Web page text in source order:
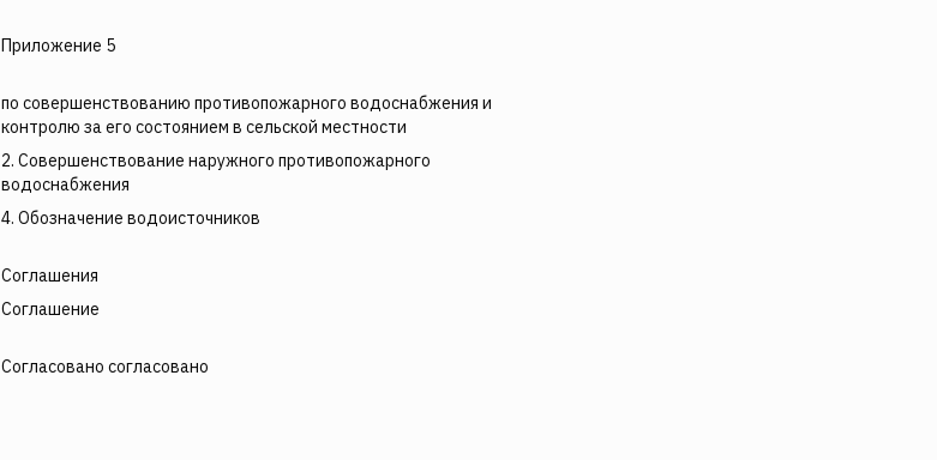
Приложение 5
по совершенствованию противопожарного водоснабжения и
контролю за его состоянием в сельской местности
2. Совершенствование наружного противопожарного
водоснабжения
4. Обозначение водоисточников
Соглашения
Соглашение
Согласовано согласовано